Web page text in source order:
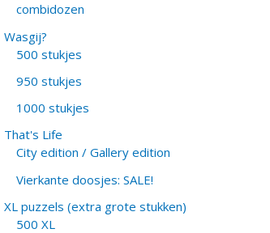
combidozen
Wasgij?
500 stukjes
950 stukjes
1000 stukjes
That's Life
City edition / Gallery edition
Vierkante doosjes: SALE!
XL puzzels (extra grote stukken)
500 XL